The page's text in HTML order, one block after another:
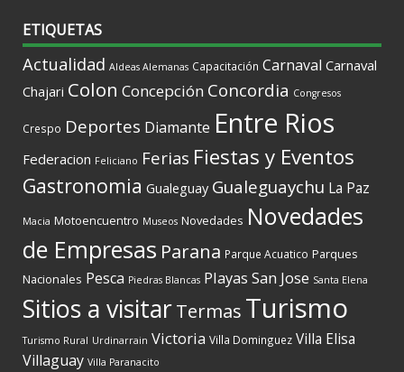
ETIQUETAS
Actualidad Aldeas Alemanas Capacitación Carnaval Carnaval
Chajari Colon Concepción Concordia Congresos
Crespo Deportes Diamante Entre Rios
Federacion Feliciano Ferias Fiestas y Eventos
Gastronomia Gualeguay Gualeguaychu La Paz
Macia Motoencuentro Museos Novedades Novedades
de Empresas Parana Parque Acuatico Parques
Nacionales Pesca Piedras Blancas Playas San Jose Santa Elena
Sitios a visitarTermas Turismo
Turismo Rural Urdinarrain Victoria Villa Dominguez Villa Elisa
Villaguay Villa Paranacito